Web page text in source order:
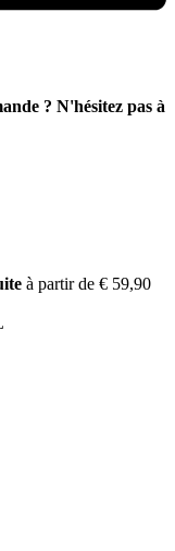
? N'hésitez pas à
à partir de € 59,90